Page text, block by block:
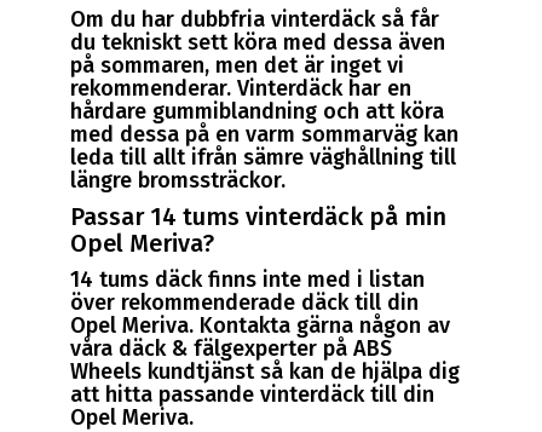
Om du har dubbfria vinterdäck så får
du tekniskt sett köra med dessa även
på sommaren, men det är inget vi
rekommenderar. Vinterdäck har en
hårdare gummiblandning och att köra
med dessa på en varm sommarväg kan
leda till allt ifrån sämre väghållning till
längre bromssträckor.
Passar 14 tums vinterdäck på min
Opel Meriva?
14 tums däck finns inte med i listan
över rekommenderade däck till din
Opel Meriva. Kontakta gärna någon av
våra däck & fälgexperter på ABS
Wheels kundtjänst så kan de hjälpa dig
att hitta passande vinterdäck till din
Opel Meriva.